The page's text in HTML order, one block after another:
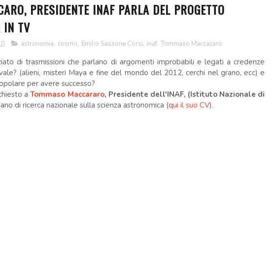
PRESIDENTE INAF PARLA DEL PROGETTO
IN TV
astronomia, cosmo, Emilio Sassone Corsi, inaf, Tommaso Maccacaro
di trasmissioni che parlano di argomenti improbabili e legati a credenze
(alieni, misteri Maya e fine del mondo del 2012, cerchi nel grano, ecc) e
per avere successo?
aTommaso Maccararo, Presidente dell'INAF, (Istituto Nazionale di
di ricerca nazionale sulla scienza astronomica (qui il suo CV).